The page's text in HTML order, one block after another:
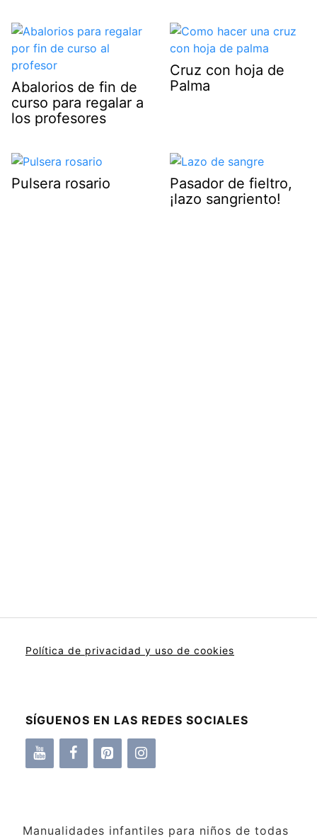
Abalorios de fin de
curso para regalar a
los profesores
Cruz con hoja de
Palma
Pulsera rosario
Pasador de fieltro,
¡lazo sangriento!
Política de privacidad y uso de cookies
SÍGUENOS EN LAS REDES SOCIALES
Manualidades infantiles para niños de todas